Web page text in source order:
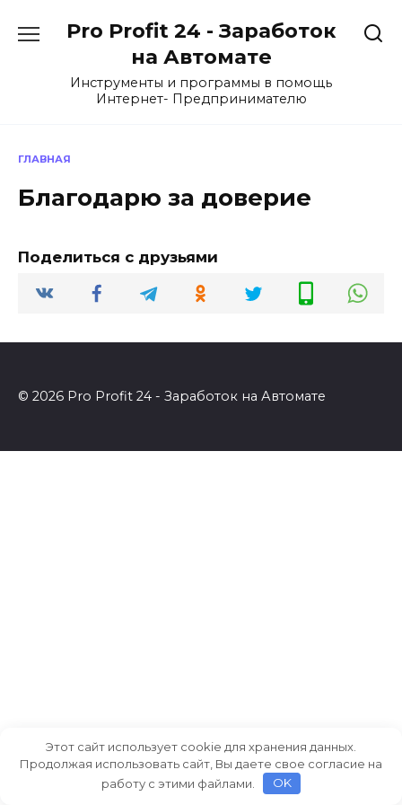
Pro Profit 24 - Заработок
на Автомате
Инструменты и программы в помощь
Интернет- Предпринимателю
ГЛАВНАЯ
Благодарю за доверие
Поделиться с друзьями
© 2026 Pro Profit 24 - Заработок на Автомате
Этот сайт использует cookie для хранения данных.
Продолжая использовать сайт, Вы даете свое согласие на
работу с этими файлами.
OK